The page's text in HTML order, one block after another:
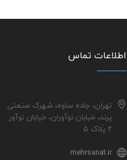
اطلاعات تماس
تهران، جاده ساوه، شهرک صنعتی
پرند، خیابان نوآوران، خیابان نوآور
۲ پلاک ۵
mehrsanat.ir